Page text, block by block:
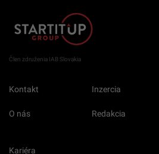
Člen združenia IAB Slovakia
Kontakt Inzercia
O nás Redakcia
Kariéra